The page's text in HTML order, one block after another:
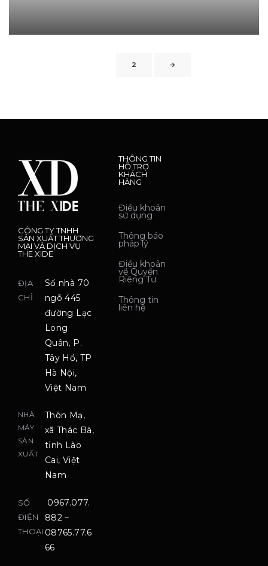
2 →
CÔNG TY TNHH
SẢN XUẤT THƯƠNG
MẠI VÀ DỊCH VỤ
THE XIDE
ĐỊA
CHỈ
Số nhà 70
ngõ 445
đường Lạc
Long
Quân, P.
Tây Hồ, TP
Hà Nội,
Việt Nam
NHÀ
MÁY
SẢN
XUẤT
Thôn Mạ,
xã Thác Bà,
tỉnh Lào
Cai, Việt
Nam
SỐ
ĐIỆN
THOẠI
0967.077.
882 –
08765.77.6
66
THÔNG TIN
HỖ TRỢ
KHÁCH
HÀNG
Điều khoản
sử dụng
Thông báo
pháp lý
Điều khoản
về Quyền
Riêng Tư
Thông tin
liên hệ